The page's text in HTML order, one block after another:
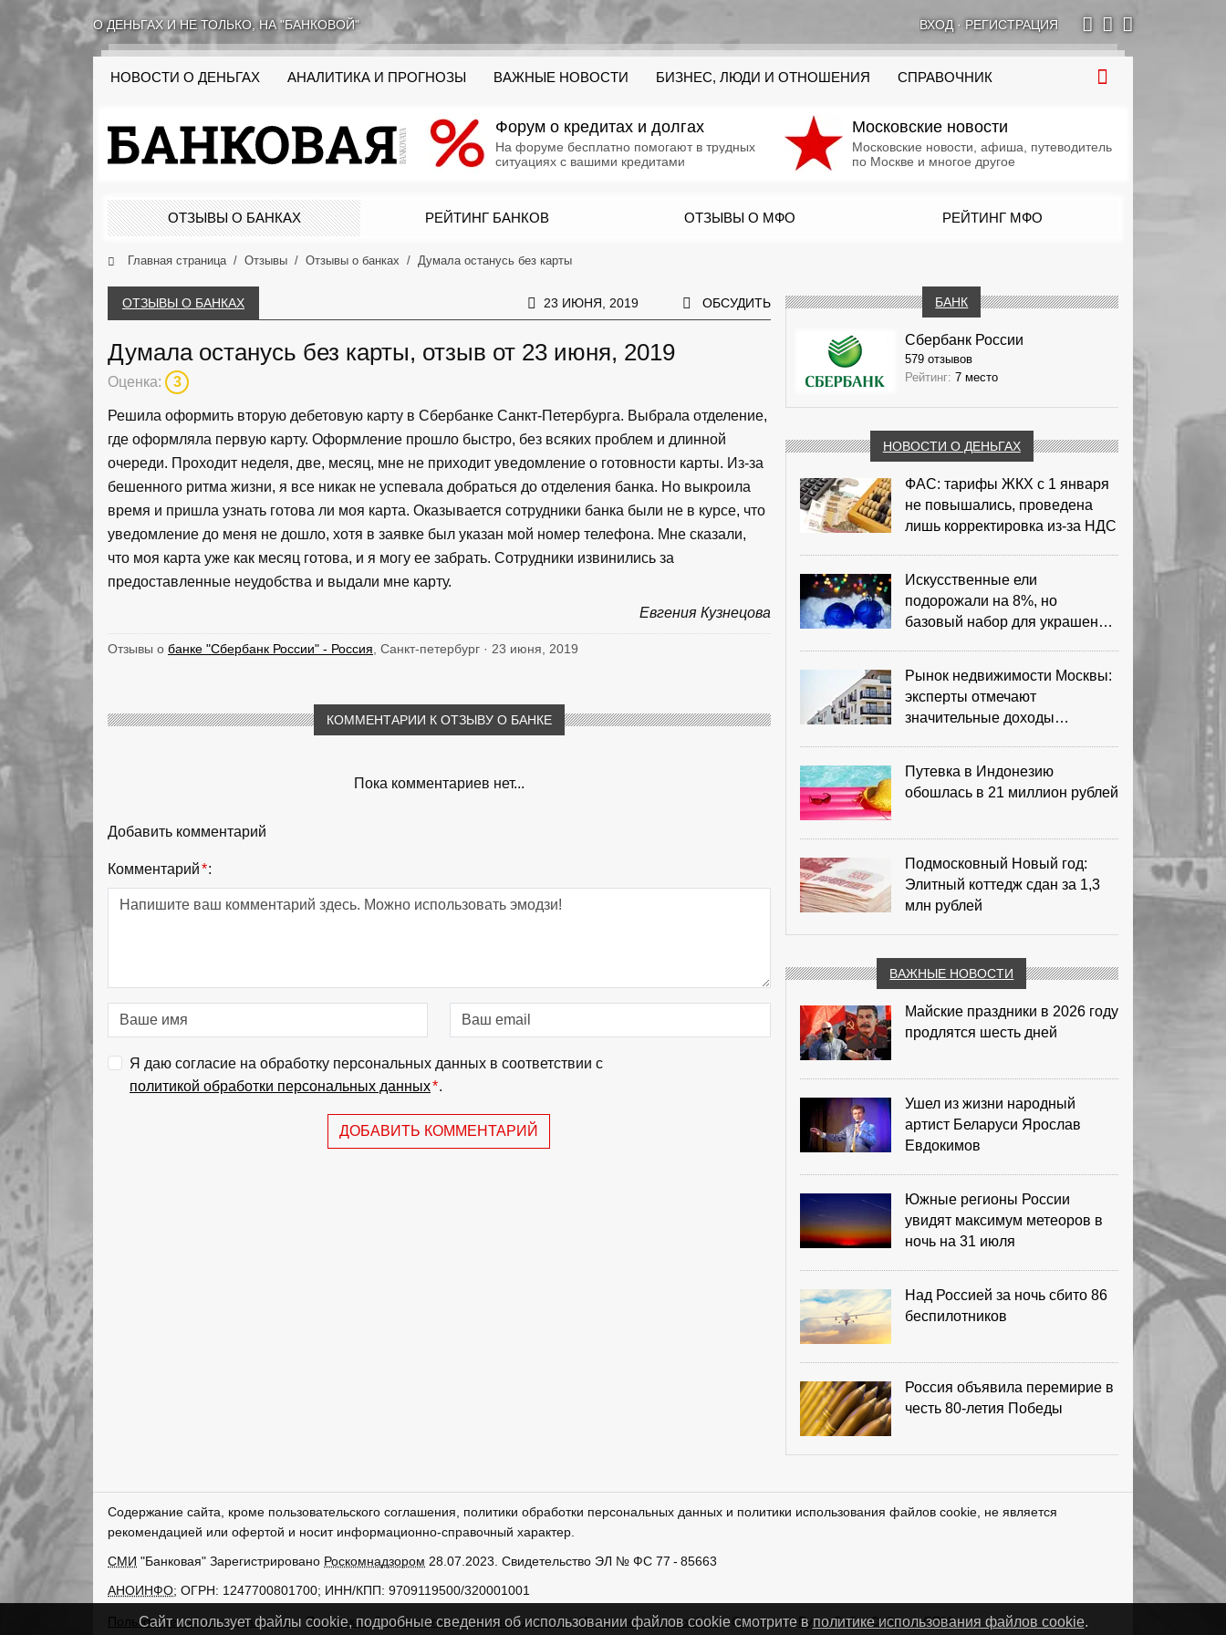
О ДЕНЬГАХ И НЕ ТОЛЬКО, НА "БАНКОВОЙ" ВХОД· РЕГИСТРАЦИЯ
НОВОСТИ О ДЕНЬГАХ АНАЛИТИКА И ПРОГНОЗЫ ВАЖНЫЕ НОВОСТИ БИЗНЕС, ЛЮДИ И ОТНОШЕНИЯ СПРАВОЧНИК
Форум о кредитах и долгах
На форуме бесплатно помогают в трудных
ситуациях с вашими кредитами
Московские новости
Московские новости, афиша, путеводитель
по Москве и многое другое
ОТЗЫВЫ О БАНКАХ РЕЙТИНГ БАНКОВ ОТЗЫВЫ О МФО РЕЙТИНГ МФО
Главная страница Отзывы Отзывы о банках Думала останусь без карты
ОТЗЫВЫ О БАНКАХ 23 ИЮНЯ, 2019 ОБСУДИТЬ
Думала останусь без карты, отзыв от 23 июня, 2019
Оценка: 3
Решила оформить вторую дебетовую карту в Сбербанке Санкт-Петербурга. Выбрала отделение,
где оформляла первую карту. Оформление прошло быстро, без всяких проблем и длинной
очереди. Проходит неделя, две, месяц, мне не приходит уведомление о готовности карты. Из-за
бешенного ритма жизни, я все никак не успевала добраться до отделения банка. Но выкроила
время и пришла узнать готова ли моя карта. Оказывается сотрудники банка были не в курсе, что
уведомление до меня не дошло, хотя в заявке был указан мой номер телефона. Мне сказали,
что моя карта уже как месяц готова, и я могу ее забрать. Сотрудники извинились за
предоставленные неудобства и выдали мне карту.
Евгения Кузнецова
Отзывы о банке "Сбербанк России" - Россия , Санкт-петербург · 23 июня, 2019
КОММЕНТАРИИ К ОТЗЫВУ О БАНКЕ
Пока комментариев нет...
Добавить комментарий
Комментарий*:
Я даю согласие на обработку персональных данных в соответствии с
политикой обработки персональных данных*.
ДОБАВИТЬ КОММЕНТАРИЙ
БАНК
Сбербанк России
579 отзывов
Рейтинг: 7 место
НОВОСТИ О ДЕНЬГАХ
ФАС: тарифы ЖКХ с 1 января
не повышались, проведена
лишь корректировка из‑за НДС
Искусственные ели
подорожали на 8%, но
базовый набор для украшения
Рынок недвижимости Москвы:
эксперты отмечают
значительные доходы
Путевка в Индонезию
обошлась в 21 миллион рублей
Подмосковный Новый год:
Элитный коттедж сдан за 1,3
млн рублей
ВАЖНЫЕ НОВОСТИ
Майские праздники в 2026 году
продлятся шесть дней
Ушел из жизни народный
артист Беларуси Ярослав
Евдокимов
Южные регионы России
увидят максимум метеоров в
ночь на 31 июля
Над Россией за ночь сбито 86
беспилотников
Россия объявила перемирие в
честь 80-летия Победы
Содержание сайта, кроме пользовательского соглашения, политики обработки персональных данных и политики использования файлов cookie, не является
рекомендацией или офертой и носит информационно-справочный характер.
СМИ "Банковая" Зарегистрировано Роскомнадзором 28.07.2023. Свидетельство ЭЛ № ФС 77 - 85663
АНОИНФО; ОГРН: 1247700801700; ИНН/КПП: 9709119500/320001001
Пользовательское соглашение Политика обработки персональных данных Использование cookies Сделано вРунетЛаб – Сайты и CRM
Сайт использует файлы cookie, подробные сведения об использовании файлов cookie смотрите вполитике использования файлов cookie.